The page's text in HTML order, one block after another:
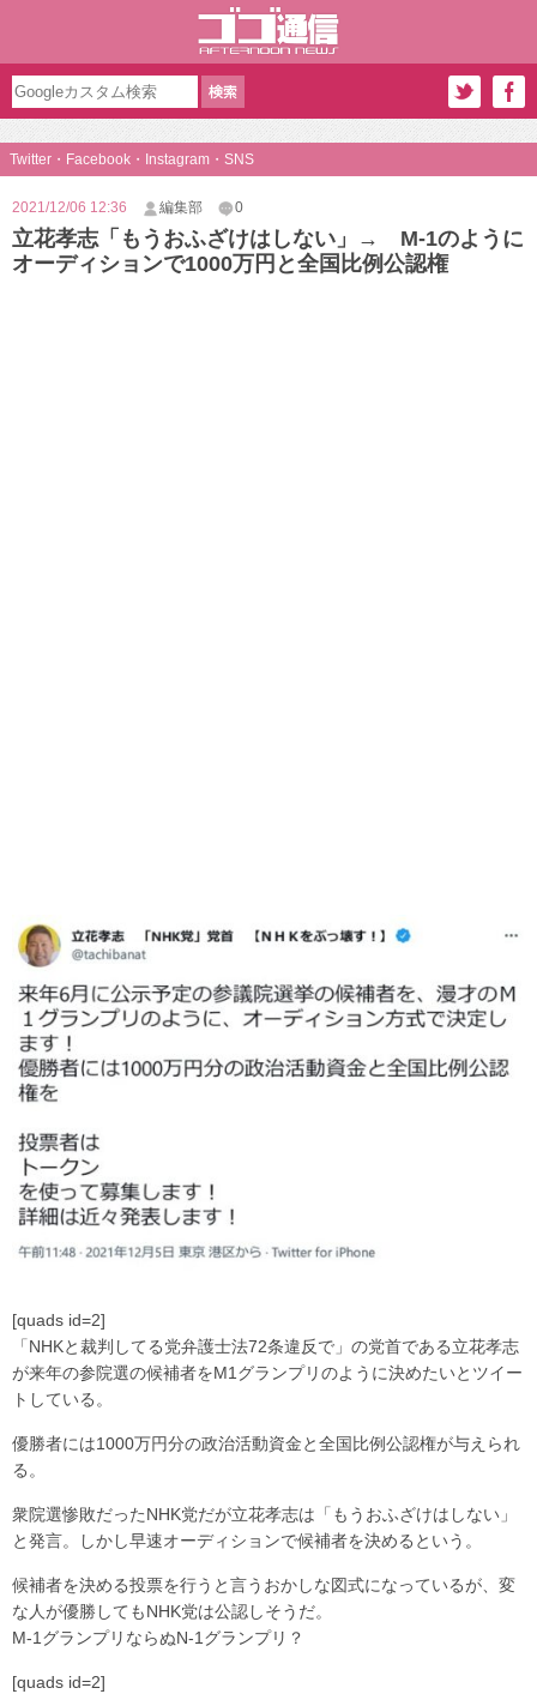
Twitter・Facebook・Instagram・SNS
2021/12/06 12:36 編集部 0
立花孝志「もうおふざけはしない」→ M-1のように
オーディションで1000万円と全国比例公認権
[quads id=2]
「NHKと裁判してる党弁護士法72条違反で」の党首である立花孝志
が来年の参院選の候補者をM1グランプリのように決めたいとツイー
トしている。
優勝者には1000万円分の政治活動資金と全国比例公認権が与えられ
る。
衆院選惨敗だったNHK党だが立花孝志は「もうおふざけはしない」
と発言。しかし早速オーディションで候補者を決めるという。
候補者を決める投票を行うと言うおかしな図式になっているが、変
な人が優勝してもNHK党は公認しそうだ。
M-1グランプリならぬN-1グランプリ？
[quads id=2]